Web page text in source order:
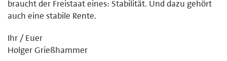
braucht der Freistaat eines: Stabilität. Und dazu gehört
auch eine stabile Rente.
Ihr / Euer
Holger Grießhammer